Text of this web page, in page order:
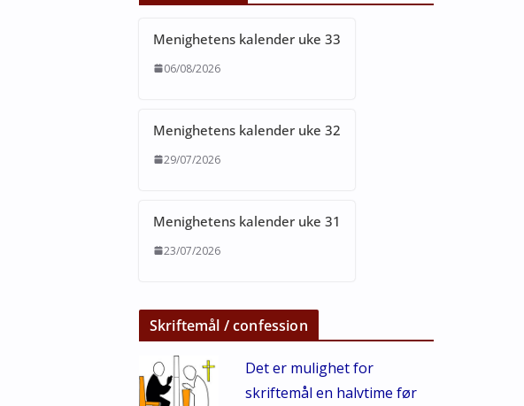
Menighetens kalender uke 33
06/08/2026
Menighetens kalender uke 32
29/07/2026
Menighetens kalender uke 31
23/07/2026
Skriftemål / confession
Det er mulighet for
skriftemål en halvtime før